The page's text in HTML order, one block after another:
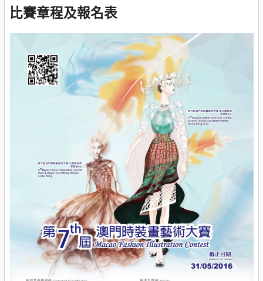
比賽章程及報名表